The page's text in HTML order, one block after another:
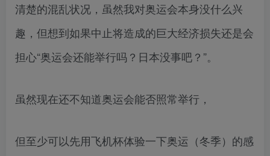
清楚的混乱状况，虽然我对奥运会本身没什么兴
趣，但想到如果中止将造成的巨大经济损失还是会
担心“奥运会还能举行吗？日本没事吧？”。
虽然现在还不知道奥运会能否照常举行，
但至少可以先用飞机杯体验一下奥运（冬季）的感